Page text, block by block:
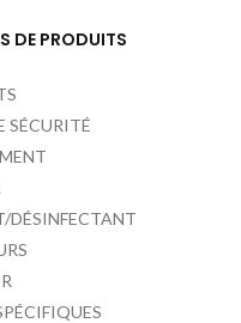
DE PRODUITS
SÉCURITÉ
DÉSINFECTANT